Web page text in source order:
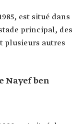
est situé dans
principal, des
plusieurs autres
Nayef ben